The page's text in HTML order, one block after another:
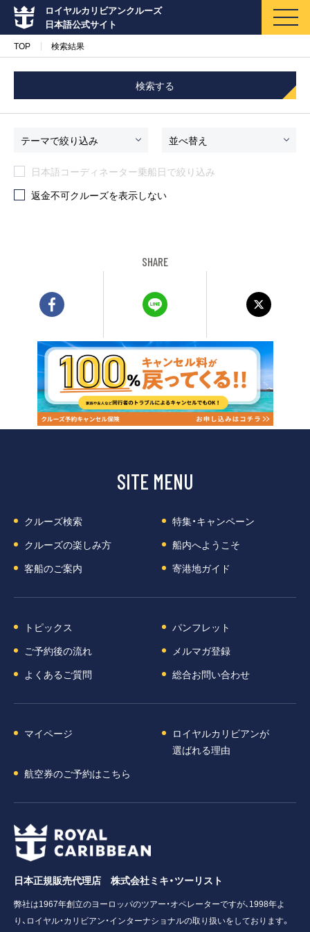
ロイヤルカリビアンクルーズ
日本語公式サイト
マイページ メルマガ登録
クルーズ検索
客船のご案内
寄港地ガイド
トピックス パンフレット
れる理由
TOP 検索結果
検索する
テーマで絞り込み 並べ替え
日本語コーディネーター乗船日で絞り込み
返金不可クルーズを表示しない
SHARE
SITE MENU
クルーズ検索
特集・キャンペーン
クルーズの楽しみ方
船内へようこそ
客船のご案内
寄港地ガイド
トピックス
パンフレット
ご予約後の流れ
メルマガ登録
よくあるご質問
総合お問い合わせ
マイページ
ロイヤルカリビアンが
選ばれる理由
航空券のご予約はこちら
日本正規販売代理店 株式会社ミキ・ツーリスト
弊社は1967年創立のヨーロッパのツアー・オペレーターですが、1998年よ
り、ロイヤル・カリビアン・インターナショナルの取り扱いをしております。